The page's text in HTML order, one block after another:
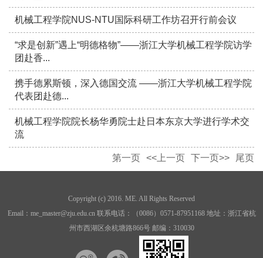
机械工程学院NUS-NTU国际科研工作坊召开行前会议
“求是创新”遇上“明德格物”——浙江大学机械工程学院访学
团赴香...
携手德累斯顿，深入德国交流 ——浙江大学机械工程学院
代表团赴德...
机械工程学院院长杨华勇院士赴日本东京大学进行学术交
流
第一页 <<上一页 下一页>> 尾页
Copyright (c) 2016. ME. All Rights Reserved
Email：me_master@zju.edu.cn 联系电话：（0086）0571-87951168 地址：浙江省杭
州市西湖区余杭塘路866号 邮编：310030